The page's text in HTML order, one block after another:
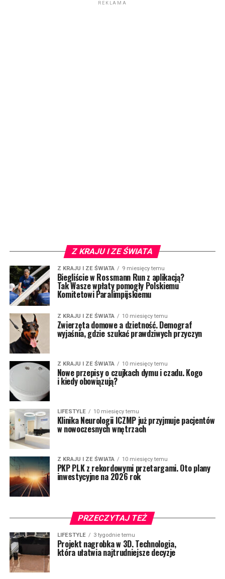
REKLAMA
Z KRAJU I ZE ŚWIATA
Z KRAJU I ZE ŚWIATA 9 miesięcy temu
Biegliście w Rossmann Run z aplikacją?
Tak Wasze wpłaty pomogły Polskiemu
Komitetowi Paralimpijskiemu
Z KRAJU I ZE ŚWIATA 10 miesięcy temu
Zwierzęta domowe a dzietność. Demograf
wyjaśnia, gdzie szukać prawdziwych przyczyn
Z KRAJU I ZE ŚWIATA 10 miesięcy temu
Nowe przepisy o czujkach dymu i czadu. Kogo
i kiedy obowiązują?
LIFESTYLE 10 miesięcy temu
Klinika Neurologii ICZMP już przyjmuje pacjentów
w nowoczesnych wnętrzach
Z KRAJU I ZE ŚWIATA 10 miesięcy temu
PKP PLK z rekordowymi przetargami. Oto plany
inwestycyjne na 2026 rok
PRZECZYTAJ TEŻ
LIFESTYLE 3 tygodnie temu
Projekt nagrobka w 3D. Technologia,
która ułatwia najtrudniejsze decyzje